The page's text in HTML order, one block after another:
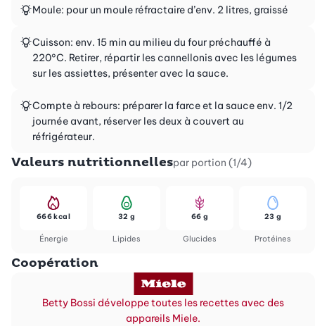
Moule: pour un moule réfractaire d’env. 2 litres, graissé
Cuisson: env. 15 min au milieu du four préchauffé à
220°C. Retirer, répartir les cannellonis avec les légumes
sur les assiettes, présenter avec la sauce.
Compte à rebours: préparer la farce et la sauce env. 1/2
journée avant, réserver les deux à couvert au
réfrigérateur.
Valeurs nutritionnellespar portion (1/4)
Énergie
666 kcal
Lipides
32 g
Glucides
66 g
Protéines
23 g
Coopération
Betty Bossi développe toutes les recettes avec des
appareils Miele.